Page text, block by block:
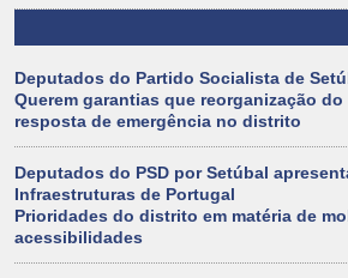
Deputados do Partido Socialista de
Querem garantias que reorganização do
resposta de emergência no distrito
Deputados do PSD por Setúbal
Infraestruturas de Portugal
Prioridades do distrito em matéria de
acessibilidades